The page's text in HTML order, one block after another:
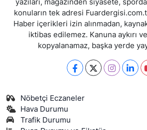
yazıları, magazinden siyasete,
konuların tek adresi
Haber içerikleri izin alınmadan,
iktibas edilemez. Kanuna aykırı
kopyalanamaz, başka yerde
Nöbetçi Eczaneler
Hava Durumu
Trafik Durumu